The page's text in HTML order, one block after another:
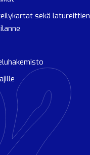
sekä latureittien